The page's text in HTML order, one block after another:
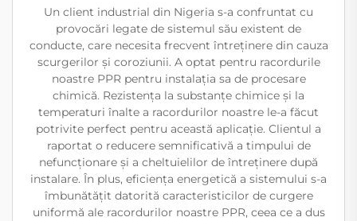
Un client industrial din Nigeria s-a confruntat cu
provocări legate de sistemul său existent de
conducte, care necesita frecvent întreținere din cauza
scurgerilor și coroziunii. A optat pentru racordurile
noastre PPR pentru instalația sa de procesare
chimică. Rezistența la substanțe chimice și la
temperaturi înalte a racordurilor noastre le-a făcut
potrivite perfect pentru această aplicație. Clientul a
raportat o reducere semnificativă a timpului de
nefuncționare și a cheltuielilor de întreținere după
instalare. În plus, eficiența energetică a sistemului s-a
îmbunătățit datorită caracteristicilor de curgere
uniformă ale racordurilor noastre PPR, ceea ce a dus